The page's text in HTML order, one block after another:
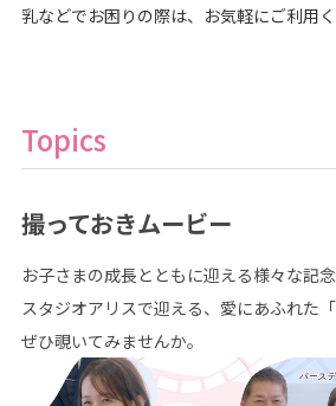
乳などでお困りの際は、お気軽にご利用く
Topics
撮っておきムービー
お子さまの成長とともに迎える様々な記念
スタジオアリスで迎える、愛にあふれた
ぜひ覗いてみませんか。